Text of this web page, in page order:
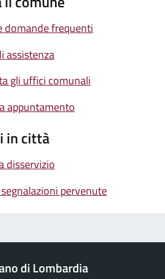
domande frequenti
assistenza
gli uffici comunali
appuntamento
in città
disservizio
pervenute
di Lombardia